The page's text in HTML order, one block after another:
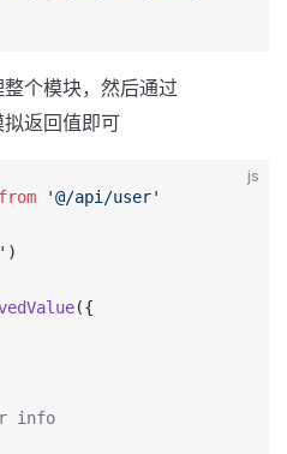
整个模块，然后通过
拟返回值即可
js
from '@/api/user'
)
({
info